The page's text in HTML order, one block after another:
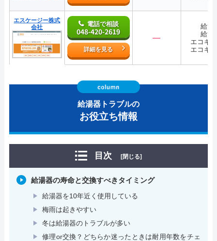
エスケージー株式
会社
電話で相談
048-420-2619
詳細を見る
―
給湯
給湯
エコキ
エコキ
給湯器トラブルの
お役立ち情報
目次 [閉じる]
給湯器の寿命と交換すべきタイミング
給湯器を10年近く使用している
梅雨は起きやすい
冬は給湯器のトラブルが多い
修理or交換？どちらか迷ったときは耐用年数をチェ